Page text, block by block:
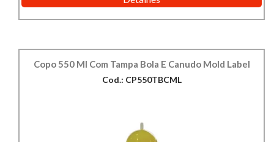
Copo 550 Ml Com Tampa Bola E Canudo Mold Label
Cod.: CP550TBCML